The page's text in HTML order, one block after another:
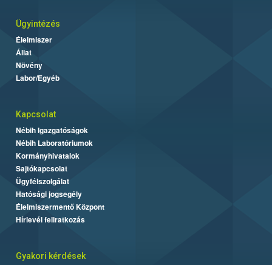
Ügyintézés
Élelmiszer
Állat
Növény
Labor/Egyéb
Kapcsolat
Nébih Igazgatóságok
Nébih Laboratóriumok
Kormányhivatalok
Sajtókapcsolat
Ügyfélszolgálat
Hatósági jogsegély
Élelmiszermentő Központ
Hírlevél feliratkozás
Gyakori kérdések